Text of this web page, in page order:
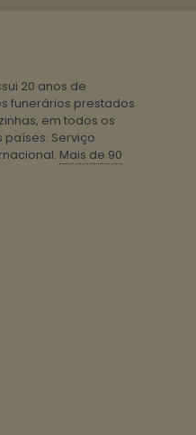
20 anos de
funerários prestados
em todos os
países. Serviço
Mais de 90